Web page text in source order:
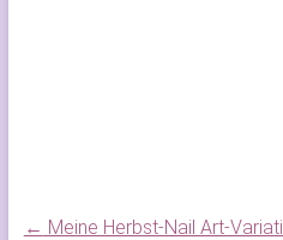
← Meine Herbst-Nail Art-